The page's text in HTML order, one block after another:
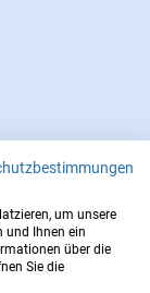
112
um unsere
und Ihnen ein
über die
Sie die